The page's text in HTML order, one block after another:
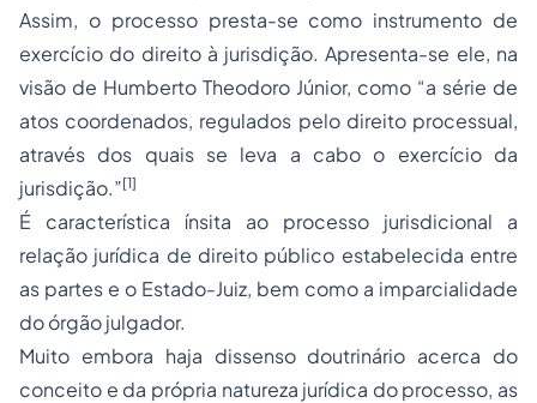
Assim, o processo presta-se como instrumento de
exercício do direito à jurisdição. Apresenta-se ele, na
visão de Humberto Theodoro Júnior, como “a série de
atos coordenados, regulados pelo direito processual,
através dos quais se leva a cabo o exercício da
jurisdição.”[1]
É característica ínsita ao processo jurisdicional a
relação jurídica de direito público estabelecida entre
as partes e o Estado-Juiz, bem como a imparcialidade
do órgão julgador.
Muito embora haja dissenso doutrinário acerca do
conceito e da própria natureza jurídica do processo, as